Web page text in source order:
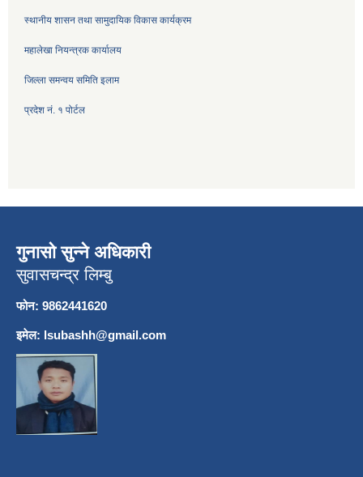
स्थानीय शासन तथा सामुदायिक विकास कार्यक्रम
महालेखा नियन्त्रक कार्यालय
जिल्ला समन्वय समिति इलाम
प्रदेश नं. १ पोर्टल
गुनासो सुन्ने अधिकारी
सुवासचन्द्र लिम्बु
फोन: 9862441620
इमेल: lsubashh@gmail.com